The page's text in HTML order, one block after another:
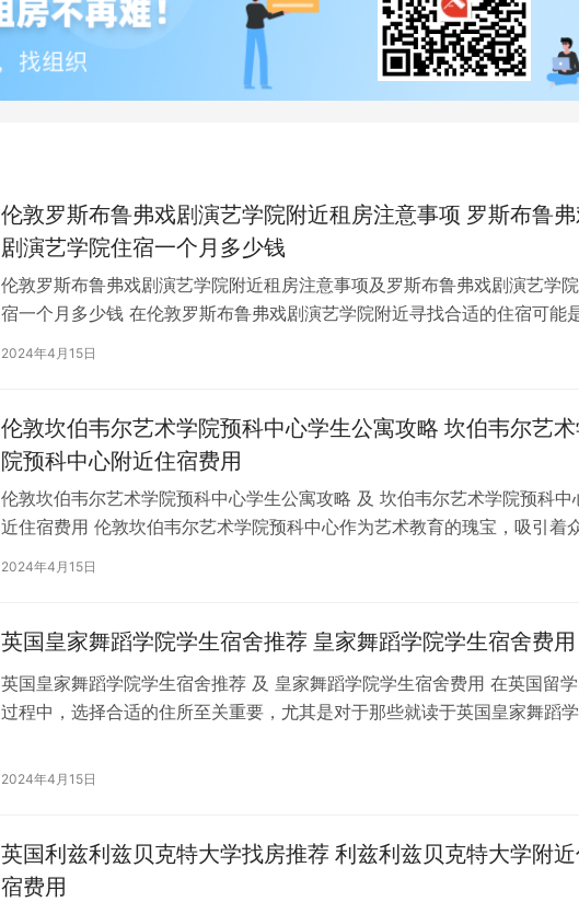
伦敦罗斯布鲁弗戏剧演艺学院附近租房注意事项 罗斯布鲁
剧演艺学院住宿一个月多少钱
伦敦罗斯布鲁弗戏剧演艺学院附近租房注意事项及罗斯布鲁弗戏剧演艺学
宿一个月多少钱 在伦敦罗斯布鲁弗戏剧演艺学院附近寻找合适的住宿可能
学生活中的一项关键任务。为了帮助您顺利完成…
2024年4月15日
伦敦坎伯韦尔艺术学院预科中心学生公寓攻略 坎伯韦尔艺
院预科中心附近住宿费用
伦敦坎伯韦尔艺术学院预科中心学生公寓攻略 及 坎伯韦尔艺术学院预科中
近住宿费用 伦敦坎伯韦尔艺术学院预科中心作为艺术教育的瑰宝，吸引着
2024年4月15日
英国皇家舞蹈学院学生宿舍推荐 皇家舞蹈学院学生宿舍费用
英国皇家舞蹈学院学生宿舍推荐 及 皇家舞蹈学院学生宿舍费用 在英国留
过程中，选择合适的住所至关重要，尤其是对于那些就读于英国皇家舞蹈学
2024年4月15日
英国利兹利兹贝克特大学找房推荐 利兹利兹贝克特大学附
宿费用